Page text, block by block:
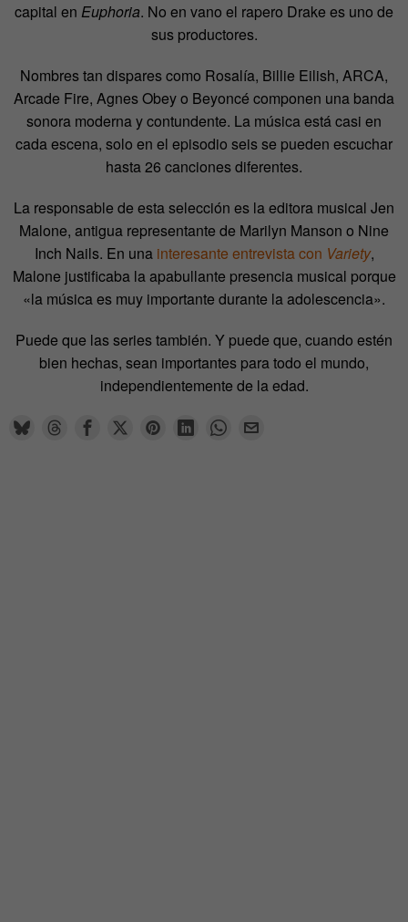
capital en Euphoria. No en vano el rapero Drake es uno de
sus productores.
Nombres tan dispares como Rosalía, Billie Eilish, ARCA,
Arcade Fire, Agnes Obey o Beyoncé componen una banda
sonora moderna y contundente. La música está casi en
cada escena, solo en el episodio seis se pueden escuchar
hasta 26 canciones diferentes.
La responsable de esta selección es la editora musical Jen
Malone, antigua representante de Marilyn Manson o Nine
Inch Nails. En una interesante entrevista con Variety,
Malone justificaba la apabullante presencia musical porque
«la música es muy importante durante la adolescencia».
Puede que las series también. Y puede que, cuando estén
bien hechas, sean importantes para todo el mundo,
independientemente de la edad.